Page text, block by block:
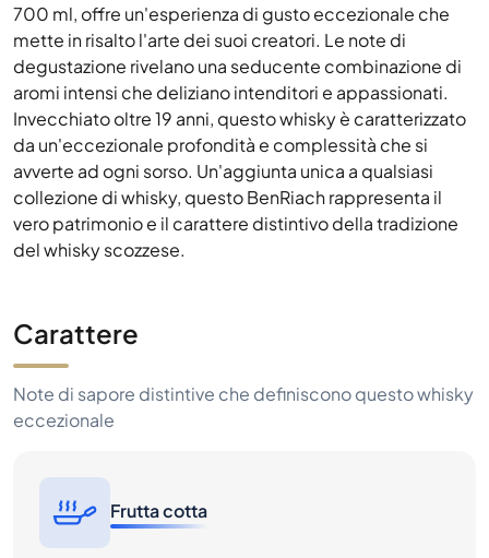
700 ml, offre un'esperienza di gusto eccezionale che
mette in risalto l'arte dei suoi creatori. Le note di
degustazione rivelano una seducente combinazione di
aromi intensi che deliziano intenditori e appassionati.
Invecchiato oltre 19 anni, questo whisky è caratterizzato
da un'eccezionale profondità e complessità che si
avverte ad ogni sorso. Un'aggiunta unica a qualsiasi
collezione di whisky, questo BenRiach rappresenta il
vero patrimonio e il carattere distintivo della tradizione
del whisky scozzese.
Carattere
Note di sapore distintive che definiscono questo whisky
eccezionale
Frutta cotta